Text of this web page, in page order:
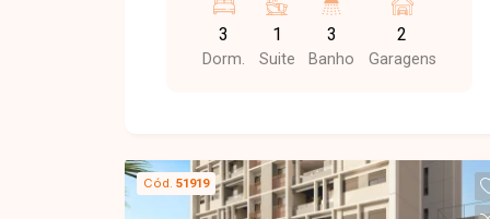
infraestrutura, fácil acesso à UFU,
supermercados, farmácias,
restaurantes, centros comerciais e
qualidade de vida. Com
aproximadamente 95 m² de área
3
Dorm.
1
Suite
3
Banho
2
Garagens
Cód. 51919